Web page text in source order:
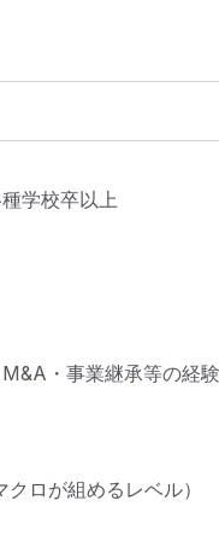
学校卒以上
・事業継承等の経
ロが組めるレベル）